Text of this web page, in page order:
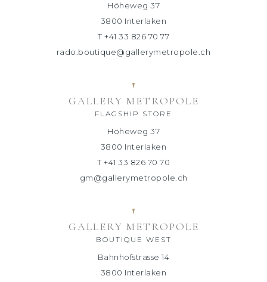
Höheweg 37
3800 Interlaken
T +41 33 826 70 77
rado.boutique@gallerymetropole.ch
GALLERY METROPOLE
FLAGSHIP STORE
Höheweg 37
3800 Interlaken
T +41 33 826 70 70
gm@gallerymetropole.ch
GALLERY METROPOLE
BOUTIQUE WEST
Bahnhofstrasse 14
3800 Interlaken